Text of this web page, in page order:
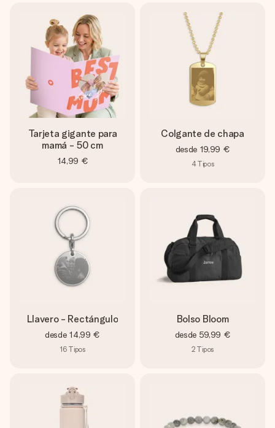
Tarjeta gigante para
mamá - 50 cm
14,99 €
Colgante de chapa
desde 19,99 €
4Tipos
Llavero - Rectángulo
desde 14,99 €
16 Tipos
Bolso Bloom
desde 59,99 €
2 Tipos